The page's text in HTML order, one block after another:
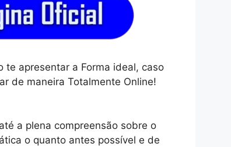
te apresentar a Forma ideal, caso
de maneira Totalmente Online!
a plena compreensão sobre o
o quanto antes possível e de